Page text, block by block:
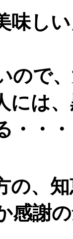
味し
ので
には
・・
の、
感謝